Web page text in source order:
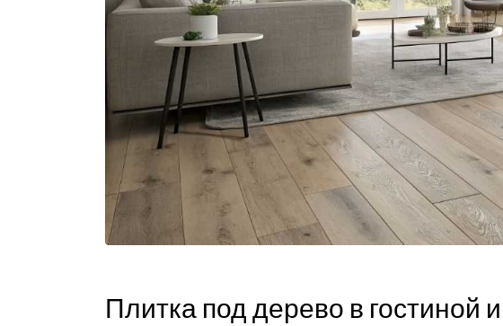
Плитка под дерево в гостиной